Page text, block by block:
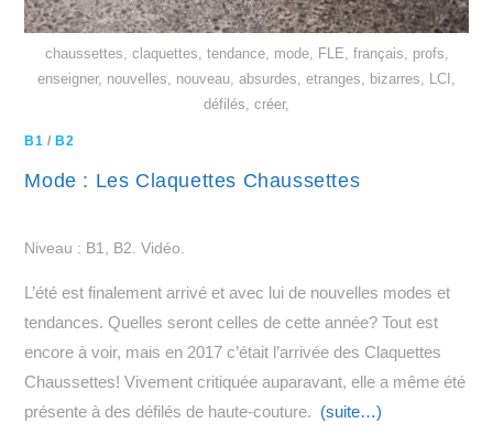
chaussettes, claquettes, tendance, mode, FLE, français, profs,
enseigner, nouvelles, nouveau, absurdes, etranges, bizarres, LCI,
défilés, créer,
B1 /B2
Mode : Les Claquettes Chaussettes
Niveau : B1, B2. Vidéo.
L’été est finalement arrivé et avec lui de nouvelles modes et
tendances. Quelles seront celles de cette année? Tout est
encore à voir, mais en 2017 c’était l’arrivée des Claquettes
Chaussettes! Vivement critiquée auparavant, elle a même été
présente à des défilés de haute-couture. (suite…)